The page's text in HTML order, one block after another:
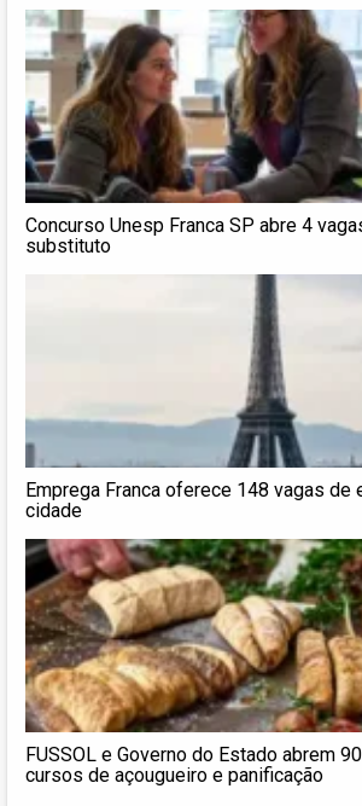
Concurso Unesp Franca SP abre 4
substituto
Emprega Franca oferece 148 vagas de
cidade
FUSSOL e Governo do Estado abrem
cursos de açougueiro e panificação